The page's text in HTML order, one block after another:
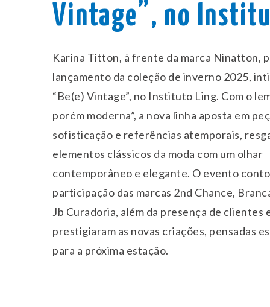
Vintage”, no
Karina Titton, à frente da marca Ninatton,
lançamento da coleção de inverno 2025,
“Be(e) Vintage”, no Instituto Ling. Com o
porém moderna”, a nova linha aposta em
sofisticação e referências atemporais,
elementos clássicos da moda com um olhar
contemporâneo e elegante. O evento
participação das marcas 2nd Chance,
Jb Curadoria, além da presença de clientes
prestigiaram as novas criações, pensadas
para a próxima estação.